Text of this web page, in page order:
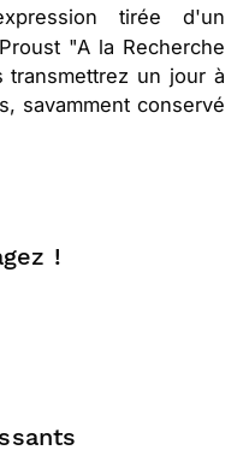
tirée d'un
"A la Recherche
un jour à
savamment conservé
!